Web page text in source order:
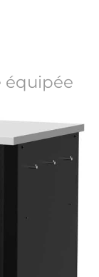
équipée